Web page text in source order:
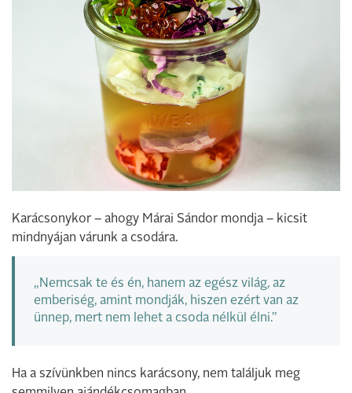
Karácsonykor – ahogy Márai Sándor mondja – kicsit
mindnyájan várunk a csodára.
„Nemcsak te és én, hanem az egész világ, az
emberiség, amint mondják, hiszen ezért van az
ünnep, mert nem lehet a csoda nélkül élni.”
Ha a szívünkben nincs karácsony, nem találjuk meg